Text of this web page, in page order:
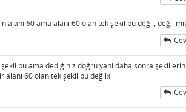
alanı 60 ama alanı 60 olan tek şekil bu değil, değil
şekil bu ama dediğiniz doğru yani daha sonra şekillerin
60 olan tek şekil bu değil:(